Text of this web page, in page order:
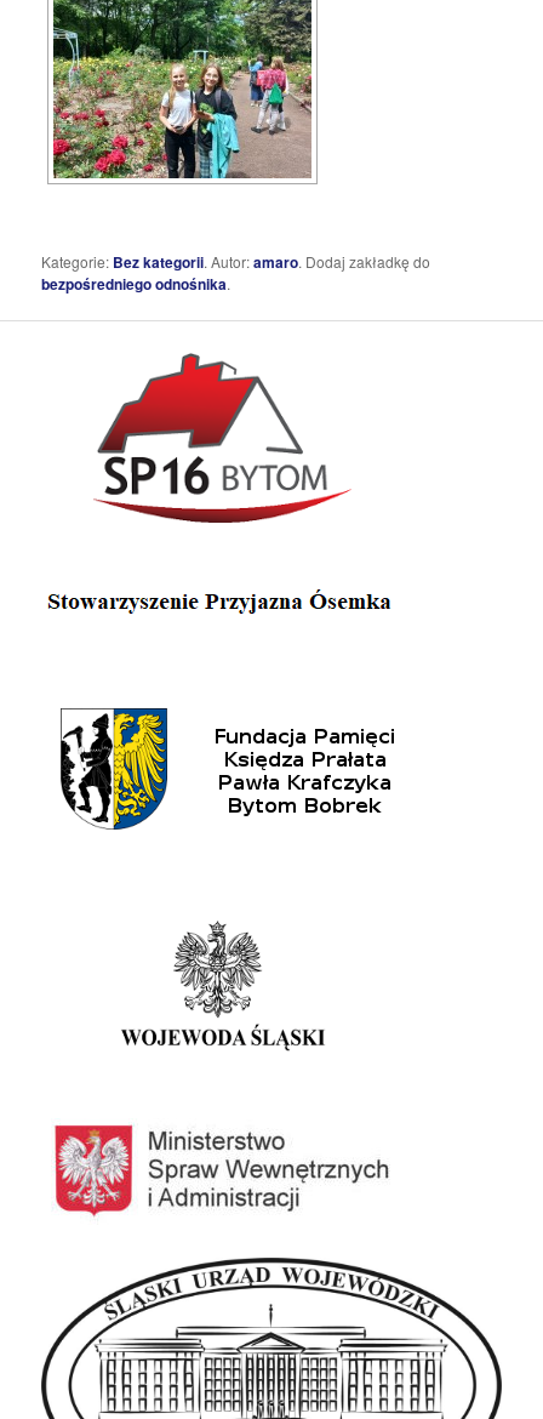
Kategorie: Bez kategorii. Autor:amaro. Dodaj zakładkę do
bezpośredniego odnośnika.